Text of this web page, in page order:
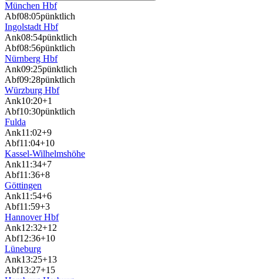
München Hbf
Abf08:05pünktlich
Ingolstadt Hbf
Ank08:54pünktlich
Abf08:56pünktlich
Nürnberg Hbf
Ank09:25pünktlich
Abf09:28pünktlich
Würzburg Hbf
Ank10:20+1
Abf10:30pünktlich
Fulda
Ank11:02+9
Abf11:04+10
Kassel-Wilhelmshöhe
Ank11:34+7
Abf11:36+8
Göttingen
Ank11:54+6
Abf11:59+3
Hannover Hbf
Ank12:32+12
Abf12:36+10
Lüneburg
Ank13:25+13
Abf13:27+15